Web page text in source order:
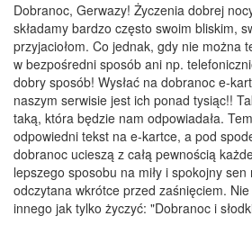
Dobranoc, Gerwazy! Życzenia dobrej
składamy bardzo często swoim bliskim,
przyjaciołom. Co jednak, gdy nie można
w bezpośredni sposób ani np.
dobry sposób! Wysłać na dobranoc e-
naszym serwisie jest ich ponad tysiąc!!
taką, która będzie nam odpowiadała.
odpowiedni tekst na e-kartce, a pod
dobranoc ucieszą z całą pewnością
lepszego sposobu na miły i spokojny sen
odczytana wkrótce przed zaśnięciem.
innego jak tylko życzyć: "Dobranoc i